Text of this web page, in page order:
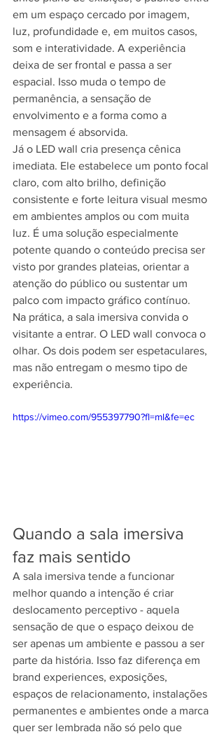
em um espaço cercado por imagem,
luz, profundidade e, em muitos casos,
som e interatividade. A experiência
deixa de ser frontal e passa a ser
espacial. Isso muda o tempo de
permanência, a sensação de
envolvimento e a forma como a
mensagem é absorvida.
Já o LED wall cria presença cênica
imediata. Ele estabelece um ponto focal
claro, com alto brilho, definição
consistente e forte leitura visual mesmo
em ambientes amplos ou com muita
luz. É uma solução especialmente
potente quando o conteúdo precisa ser
visto por grandes plateias, orientar a
atenção do público ou sustentar um
palco com impacto gráfico contínuo.
Na prática, a sala imersiva convida o
visitante a entrar. O LED wall convoca o
olhar. Os dois podem ser espetaculares,
mas não entregam o mesmo tipo de
experiência.
https://vimeo.com/955397790?fl=ml&fe=ec
Quando a sala imersiva
faz mais sentido
A sala imersiva tende a funcionar
melhor quando a intenção é criar
deslocamento perceptivo - aquela
sensação de que o espaço deixou de
ser apenas um ambiente e passou a ser
parte da história. Isso faz diferença em
brand experiences, exposições,
espaços de relacionamento, instalações
permanentes e ambientes onde a marca
quer ser lembrada não só pelo que